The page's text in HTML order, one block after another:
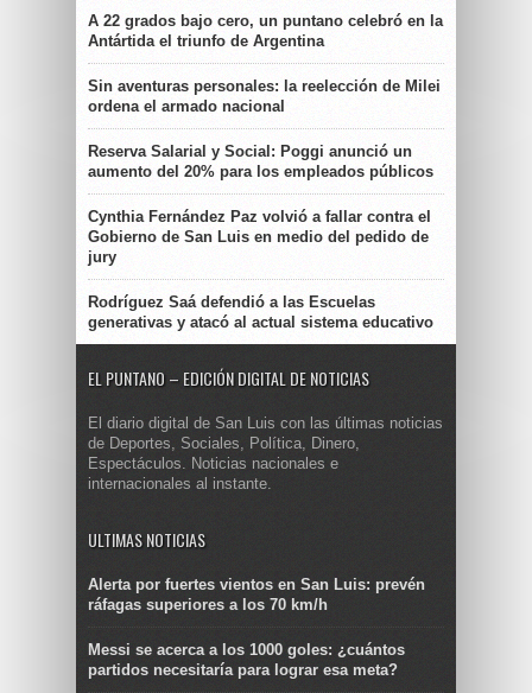
A 22 grados bajo cero, un puntano celebró en la
Antártida el triunfo de Argentina
Sin aventuras personales: la reelección de Milei
ordena el armado nacional
Reserva Salarial y Social: Poggi anunció un
aumento del 20% para los empleados públicos
Cynthia Fernández Paz volvió a fallar contra el
Gobierno de San Luis en medio del pedido de
jury
Rodríguez Saá defendió a las Escuelas
generativas y atacó al actual sistema educativo
EL PUNTANO – EDICIÓN DIGITAL DE NOTICIAS
El diario digital de San Luis con las últimas noticias
de Deportes, Sociales, Política, Dinero,
Espectáculos. Noticias nacionales e
internacionales al instante.
ULTIMAS NOTICIAS
Alerta por fuertes vientos en San Luis: prevén
ráfagas superiores a los 70 km/h
Messi se acerca a los 1000 goles: ¿cuántos
partidos necesitaría para lograr esa meta?